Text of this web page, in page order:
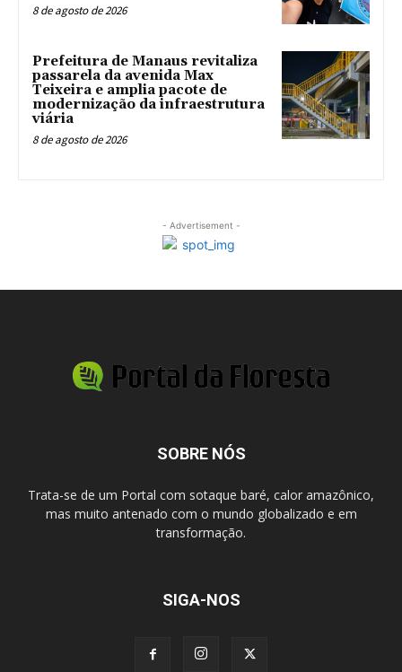
8 de agosto de 2026
Prefeitura de Manaus revitaliza
passarela da avenida Max
Teixeira e amplia pacote de
modernização da infraestrutura
viária
8 de agosto de 2026
- Advertisement -
SOBRE NÓS
Trata-se de um Portal com sotaque baré, calor amazônico,
mas muito antenado com o mundo globalizado e em
transformação.
SIGA-NOS